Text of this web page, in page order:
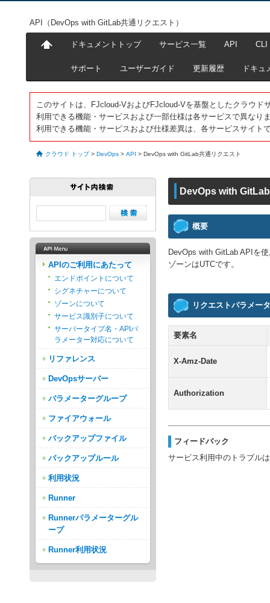
API（DevOps with GitLab共通リクエスト）
ドキュメントトップ サービス一覧 API CLI
サポート ユーザーガイド 更新履歴 ドキュ
このサイトは、FJcloud-VおよびFJcloud-Vを基盤としたクラウド
利用できる機能・サービスおよび一部仕様は各サービスで異なり
利用できる機能・サービスおよび仕様差異は、各サービスサイト
クラウド トップ > DevOps > API > DevOps with GitLab共通リクエスト
DevOps with
概要
DevOps with GitLab APIを
ゾーンはUTCです。
リクエストパラメー
要素名
X-Amz-Date
Authorization
フィードバック
サービス利用中のトラブル
APIのご利用にあたって
エンドポイントについて
シグネチャーについて
ゾーンについて
サービス識別子について
サーバータイプ名・APIパ
ラメーター対応について
リファレンス
DevOpsサーバー
パラメーターグループ
ファイアウォール
バックアップファイル
バックアップルール
利用状況
Runner
Runnerパラメーターグル
ープ
Runner利用状況